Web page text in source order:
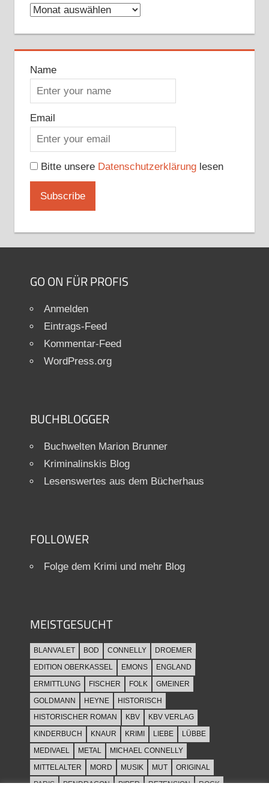
Archive
Name
Email
Bitte unsere Datenschutzerklärunglesen
GO ON FÜR PROFIS
Anmelden
Eintrags-Feed
Kommentar-Feed
WordPress.org
BUCHBLOGGER
Buchwelten Marion Brunner
Kriminalinskis Blog
Lesenswertes aus dem Bücherhaus
FOLLOWER
Folge dem Krimi und mehr Blog
MEISTGESUCHT
BLANVALET BOD CONNELLY
DROEMER
EDITION OBERKASSEL
EMONS
ENGLAND
ERMITTLUNG
FISCHER FOLK
GMEINER
GOLDMANN
HEYNE
HISTORISCH
HISTORISCHER ROMAN
KBV
KBV VERLAG
KINDERBUCH
KNAUR KRIMI LIEBE
LÜBBE
MEDIVAEL
METAL
MICHAEL CONNELLY
MITTELALTER
MORD MUSIK MUT
ORIGINAL
PARIS
PENDRAGON PIPER REZENSION ROCK